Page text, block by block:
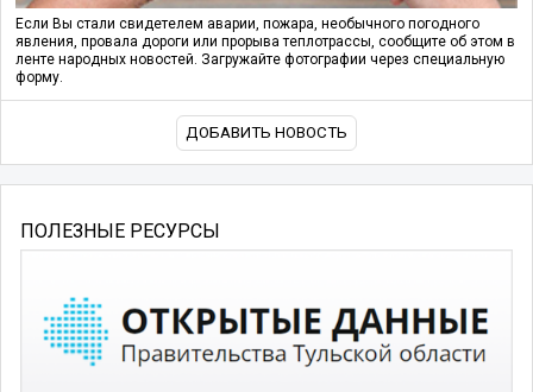
Если Вы стали свидетелем аварии, пожара, необычного погодного
явления, провала дороги или прорыва теплотрассы, сообщите об этом в
ленте народных новостей. Загружайте фотографии через специальную
форму.
ДОБАВИТЬ НОВОСТЬ
ПОЛЕЗНЫЕ РЕСУРСЫ